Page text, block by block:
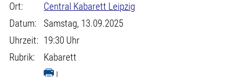
Ort:
Central Kabarett Leipzig
Datum:
Samstag, 13.09.2025
Uhrzeit: 19:30 Uhr
Rubrik:
Kabarett